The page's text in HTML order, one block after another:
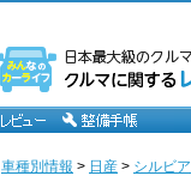
車種別情報 > 日産 > シルビア